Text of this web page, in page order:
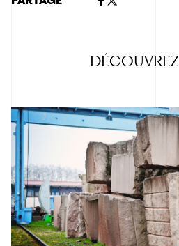
DÉCOUVREZ